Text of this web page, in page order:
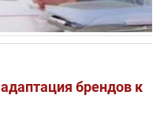
брендов к